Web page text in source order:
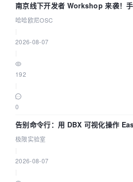
南京线下开发者 Workshop 来袭！
智能 Agent 应用
哈哈欧尼OSC
2026-08-07
192
0
告别命令行：用 DBX 可视化操作
极限实验室
2026-08-07